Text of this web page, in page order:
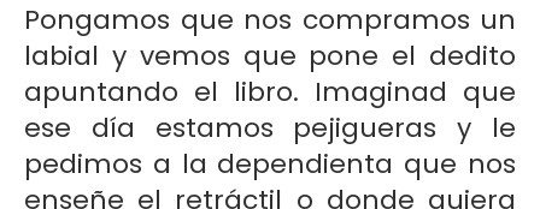
Pongamos que nos compramos un
labial y vemos que pone el dedito
apuntando el libro. Imaginad que
ese día estamos pejigueras y le
pedimos a la dependienta que nos
enseñe el retráctil o donde quiera